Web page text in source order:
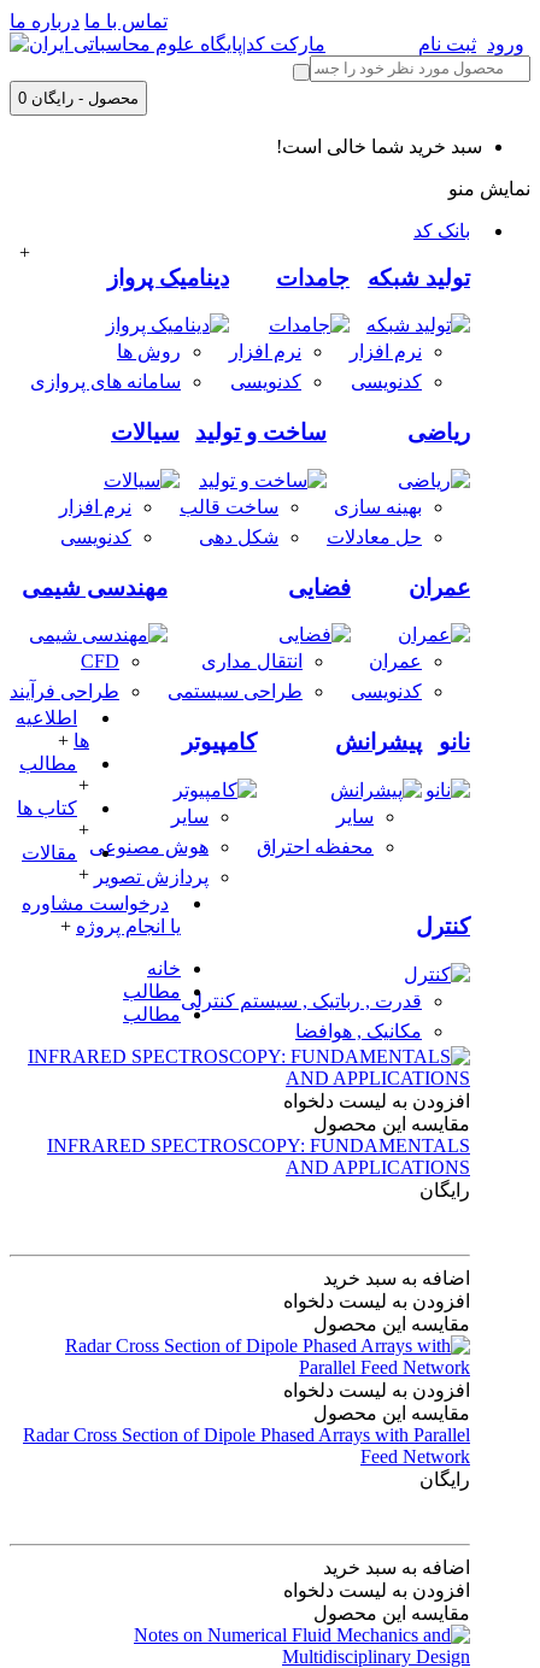
تماس با ما درباره ما
ورود ثبت نام
0 محصول - رایگان
سبد خرید شما خالی است!
نمایش منو
بانک کد
تولید شبکه
نرم افزار
کدنویسی
جامدات
نرم افزار
کدنویسی
دینامیک پرواز
روش ها
سامانه های پروازی
ریاضی
بهینه سازی
حل معادلات
ساخت و تولید
ساخت قالب
شکل دهی
سیالات
نرم افزار
کدنویسی
عمران
عمران
کدنویسی
فضایی
انتقال مداری
طراحی سیستمی
مهندسی شیمی
CFD
طراحی فرآیند
نانو پیشرانش
سایر
محفظه احتراق
کامپیوتر
سایر
هوش مصنوعی
پردازش تصویر
کنترل
قدرت , رباتیک , سیستم کنترلی
مکانیک , هوافضا
+
اطلاعیه
ها +
مطالب
+
کتاب ها
افزودن به لیست دلخواه
مقایسه این محصول
INFRARED SPECTROSCOPY: FUNDAMENTALS
AND APPLICATIONS
رایگان
اضافه به سبد خرید
افزودن به لیست دلخواه
مقایسه این محصول
افزودن به لیست دلخواه
مقایسه این محصول
Radar Cross Section of Dipole Phased Arrays with Parallel
Feed Network
رایگان
اضافه به سبد خرید
افزودن به لیست دلخواه
مقایسه این محصول
+
مقالات
+
درخواست مشاوره
یا انجام پروژه +
خانه
مطالب
مطالب